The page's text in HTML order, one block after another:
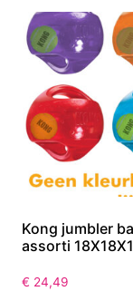
Kong jumbler
assorti
€ 24,49